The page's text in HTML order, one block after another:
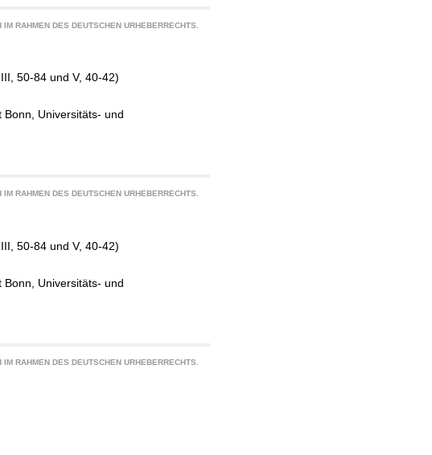
RAHMEN DES DEUTSCHEN URHEBERRECHTS.
50-84 und V, 40-42)
Universitäts- und
RAHMEN DES DEUTSCHEN URHEBERRECHTS.
50-84 und V, 40-42)
Universitäts- und
RAHMEN DES DEUTSCHEN URHEBERRECHTS.